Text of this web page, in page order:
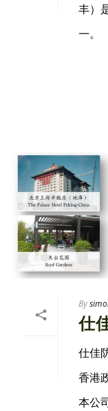
丰）
一。
By
仕
仕佳
香港
本公